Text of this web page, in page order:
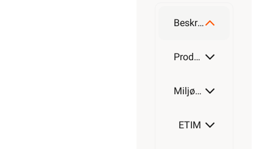
Beskrivelse
Produktdetaljer
Miljøparametere
ETIM